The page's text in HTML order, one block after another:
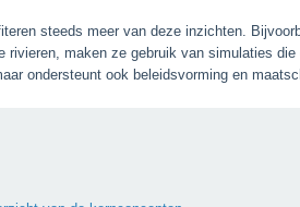
steeds meer van deze inzichten.
rivieren, maken ze gebruik van simulaties
ondersteunt ook beleidsvorming en